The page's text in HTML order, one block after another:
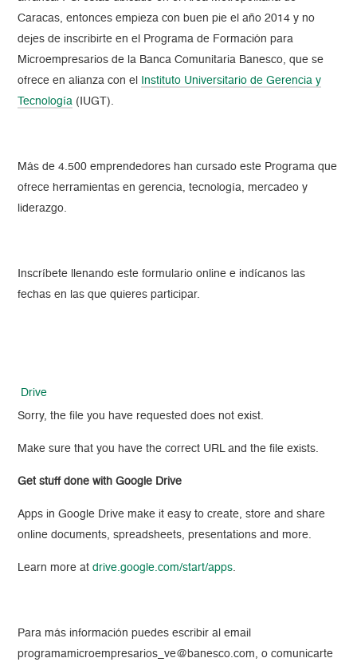
Caracas, entonces empieza con buen pie el año 2014 y no
dejes de inscribirte en el Programa de Formación para
Microempresarios de la Banca Comunitaria Banesco, que se
ofrece en alianza con el
Instituto Universitario de Gerencia y
Tecnología (IUGT).
Más de 4.500 emprendedores han cursado este Programa que
ofrece herramientas en gerencia, tecnología, mercadeo y
liderazgo.
Inscríbete llenando este formulario online e indícanos las
fechas en las que quieres participar.
Drive
Sorry, the file you have requested does not exist.
Make sure that you have the correct URL and the file exists.
Get stuff done with Google Drive
Apps in Google Drive make it easy to create, store and share
online documents, spreadsheets, presentations and more.
Learn more atdrive.google.com/start/apps.
Para más información puedes escribir al email
programamicroempresarios_ve@banesco.com, o comunicarte